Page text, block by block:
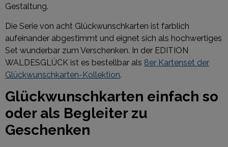
Gestaltung.
Die Serie von acht Glückwunschkarten ist farblich
aufeinander abgestimmt und eignet sich als hochwertiges
Set wunderbar zum Verschenken. In der EDITION
WALDESGLÜCK ist es bestellbar als 8er Kartenset der
Glückwunschkarten-Kollektion.
Glückwunschkarten einfach so
oder als Begleiter zu
Geschenken